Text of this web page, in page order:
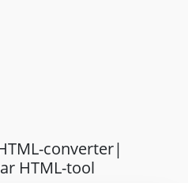
converter|
HTML-tool